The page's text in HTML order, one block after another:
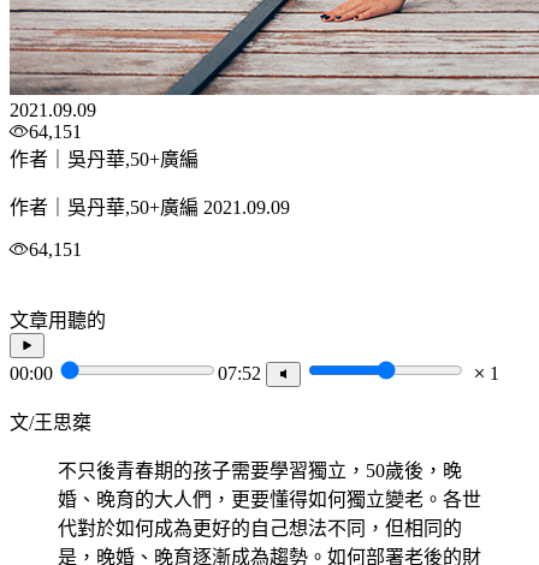
2021.09.09
64,151
作者｜吳丹華,50+廣編
作者｜吳丹華,50+廣編 2021.09.09
64,151
文章用聽的
00:00 07:52 1
文/王思椉
不只後青春期的孩子需要學習獨立，50歲後，晚
婚、晚育的大人們，更要懂得如何獨立變老。各世
代對於如何成為更好的自己想法不同，但相同的
是，晚婚、晚育逐漸成為趨勢。如何部署老後的財